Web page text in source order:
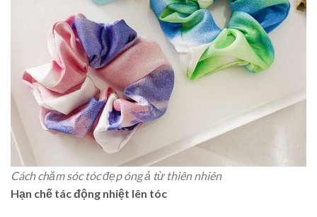
Cách chăm sóc tóc đẹp óng ả từ thiên nhiên
Hạn chế tác động nhiệt lên tóc